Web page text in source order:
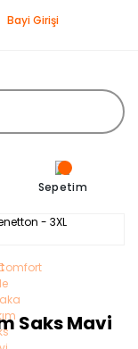
Bayi Girişi
Sepetim
Saks Mavi